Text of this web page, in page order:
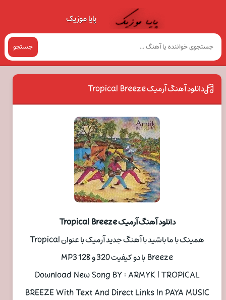
پایا موزیک
جستجو
دانلود آهنگ آرمیک Tropical Breeze
دانلود آهنگ آرمیک Tropical Breeze
همینک با ما باشید با آهنگ جدید آرمیک با عنوان Tropical
Breeze با دو کیفیت 320 و 128 MP3
Download New Song BY : ARMYK | TROPICAL
BREEZE With Text And Direct Links In PAYA MUSIC